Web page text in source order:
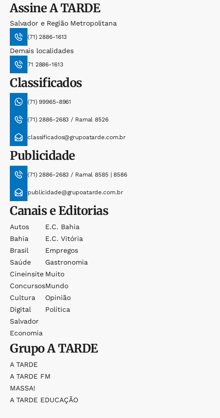
AssineA TARDE
Salvador e Região Metropolitana
(71) 2886-1613
Demais localidades
71 2886-1613
Classificados
(71) 99965-8961
(71) 2886-2683 / Ramal 8526
classificados@grupoatarde.com.br
Publicidade
(71) 2886-2683 / Ramal 8585 | 8586
publicidade@grupoatarde.com.br
Canais e Editorias
Autos
Bahia
Brasil
Saúde
Cineinsite
Concursos
Cultura
Digital
Salvador
Economia
E.c. Bahia
E.c. Vitória
Empregos
Gastronomia
Muito
Mundo
Opinião
Política
GrupoA TARDE
A TARDE
A TARDE FM
MASSA!
A TARDE EDUCAÇÃO